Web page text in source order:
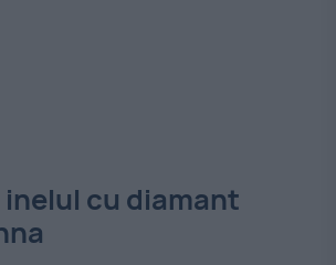
cu diamant